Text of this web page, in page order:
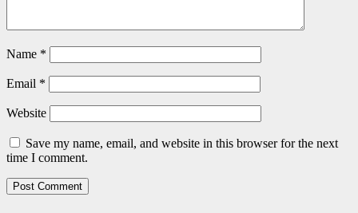
Name *
Email *
Website
Save my name, email, and website in this browser for the next
time I comment.